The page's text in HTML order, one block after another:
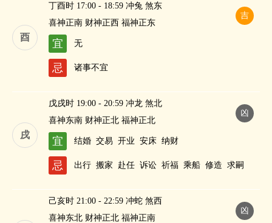
酉
吉
丁酉时 17:00 - 18:59 冲兔 煞东
喜神正南 财神正西 福神正东
宜 无
忌 诸事不宜
戌
凶
戊戌时 19:00 - 20:59 冲龙 煞北
喜神东南 财神正北 福神正北
宜 结婚 交易 开业 安床 纳财
忌 出行 搬家 赴任 诉讼 祈福 乘船 修造 求嗣
凶
己亥时 21:00 - 22:59 冲蛇 煞西
喜神东北 财神正北 福神正南